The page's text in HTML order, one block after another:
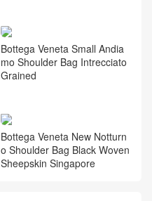
Bottega Veneta Small Andia
mo Shoulder Bag Intrecciato
Grained
Bottega Veneta New Notturn
o Shoulder Bag Black Woven
Sheepskin Singapore